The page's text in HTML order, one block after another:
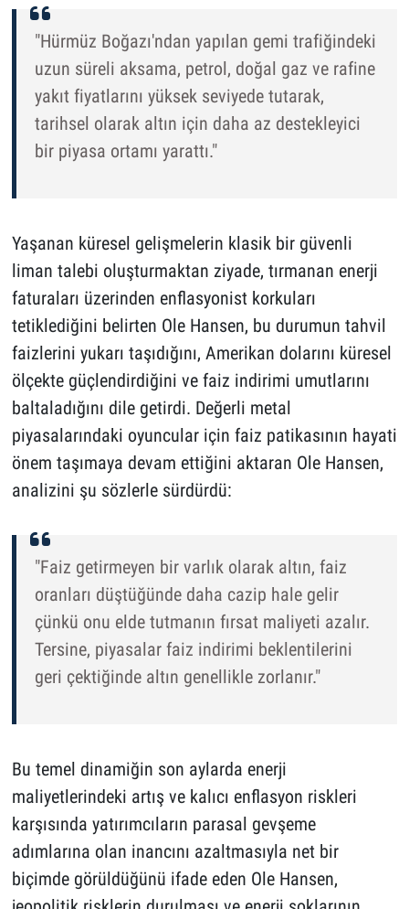
"Hürmüz Boğazı'ndan yapılan gemi trafiğindeki
uzun süreli aksama, petrol, doğal gaz ve rafine
yakıt fiyatlarını yüksek seviyede tutarak,
tarihsel olarak altın için daha az destekleyici
bir piyasa ortamı yarattı."
Yaşanan küresel gelişmelerin klasik bir güvenli
liman talebi oluşturmaktan ziyade, tırmanan enerji
faturaları üzerinden enflasyonist korkuları
tetiklediğini belirten Ole Hansen, bu durumun tahvil
faizlerini yukarı taşıdığını, Amerikan dolarını küresel
ölçekte güçlendirdiğini ve faiz indirimi umutlarını
baltaladığını dile getirdi. Değerli metal
piyasalarındaki oyuncular için faiz patikasının hayati
önem taşımaya devam ettiğini aktaran Ole Hansen,
analizini şu sözlerle sürdürdü:
"Faiz getirmeyen bir varlık olarak altın, faiz
oranları düştüğünde daha cazip hale gelir
çünkü onu elde tutmanın fırsat maliyeti azalır.
Tersine, piyasalar faiz indirimi beklentilerini
geri çektiğinde altın genellikle zorlanır."
Bu temel dinamiğin son aylarda enerji
maliyetlerindeki artış ve kalıcı enflasyon riskleri
karşısında yatırımcıların parasal gevşeme
adımlarına olan inancını azaltmasıyla net bir
biçimde görüldüğünü ifade eden Ole Hansen,